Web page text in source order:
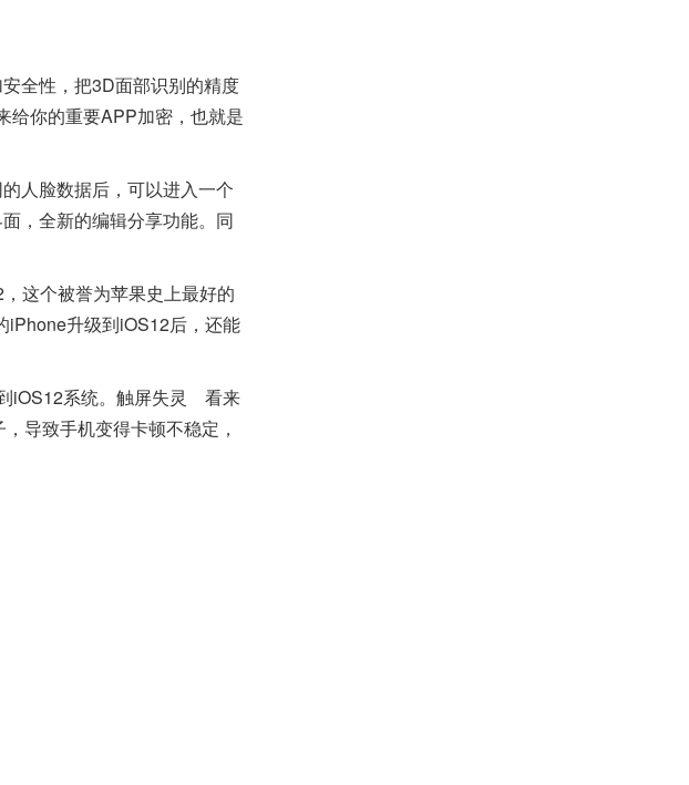
全性，把3D面部识别的精度
给你的重要APP加密，也就是
人脸数据后，可以进入一个
，全新的编辑分享功能。同
这个被誉为苹果史上最好的
iPhone升级到iOS12后，还能
系统。 触屏失灵
看来
导致手机变得卡顿不稳定，